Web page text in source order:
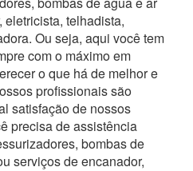
telhadista,
Ou seja, aqui você tem
com o máximo em
o que há de melhor e
profissionais são
satisfação de nossos
precisa de assistência
bombas de
serviços de encanador,